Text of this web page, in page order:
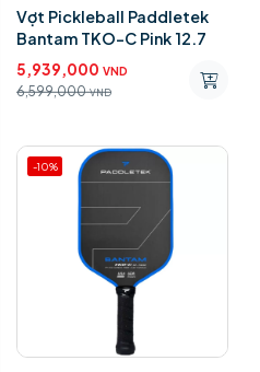
Vợt Pickleball Paddletek
Bantam TKO-C Pink 12.7
5,939,000 VND
6,599,000 VND
-10%